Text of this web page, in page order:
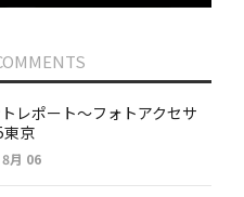
レポート～フォトアクセサ
東京
月 06